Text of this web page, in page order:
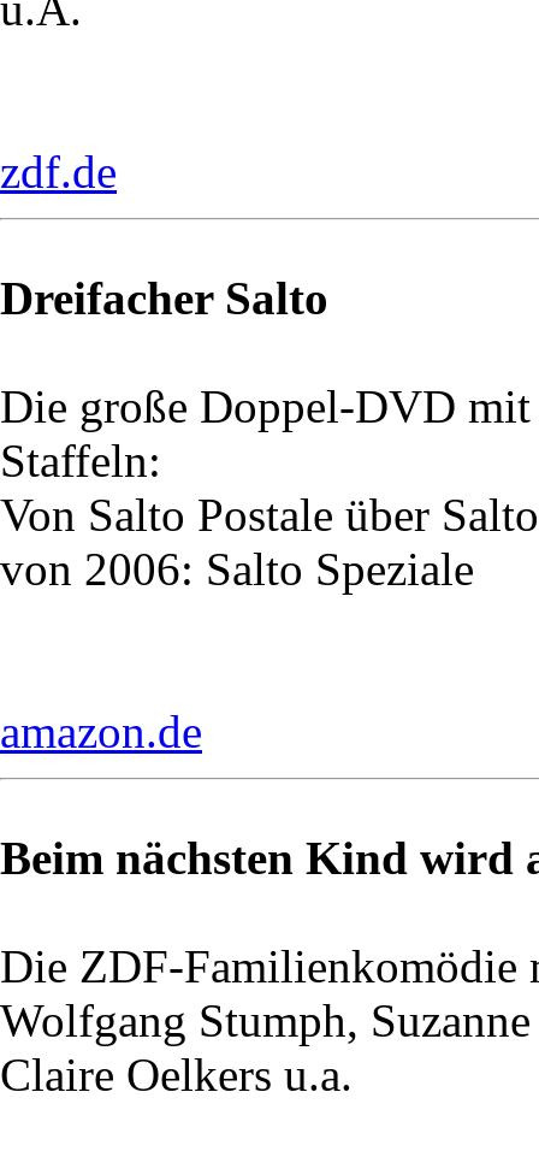
zdf.de
Dreifacher Salto
Die große Doppel-DVD mit
Staffeln:
Von Salto Postale über
von 2006: Salto Speziale
amazon.de
Beim nächsten Kind wird
Die ZDF-Familienkomödie
Wolfgang Stumph,
Claire Oelkers u.a.